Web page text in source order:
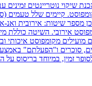
שיקוי נוטריינטים זמינים
קיימים שלל טעמים
מספר שיטות: אירובית ואנ-
אירובי. השיטה כוללת
מועילים מקומפוסט איכותי
סוכרים ו"הפעלתם"
זמין, במיוחד בריסוס